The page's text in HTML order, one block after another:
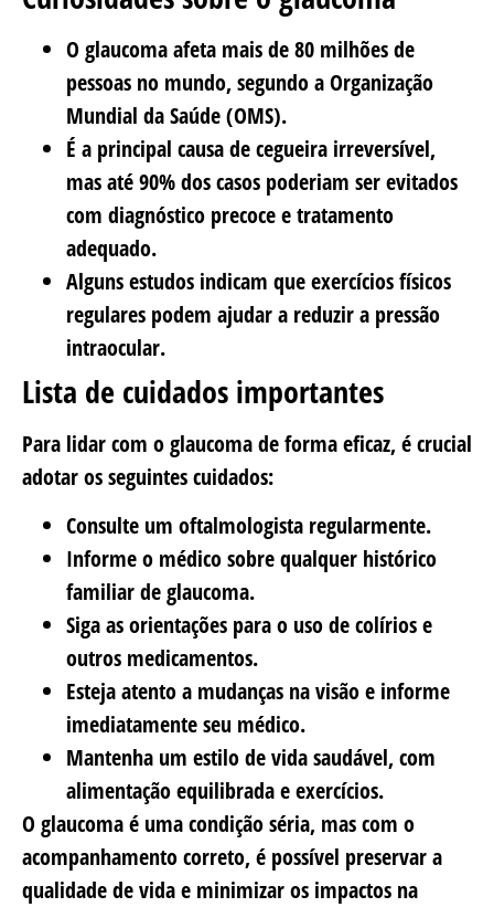
O glaucoma afeta mais de 80 milhões de
pessoas no mundo, segundo a Organização
Mundial da Saúde (OMS).
É a principal causa de cegueira irreversível,
mas até 90% dos casos poderiam ser evitados
com diagnóstico precoce e tratamento
adequado.
Alguns estudos indicam que exercícios físicos
regulares podem ajudar a reduzir a pressão
intraocular.
Lista de cuidados importantes
Para lidar com o glaucoma de forma eficaz, é crucial
adotar os seguintes cuidados:
Consulte um oftalmologista regularmente.
Informe o médico sobre qualquer histórico
familiar de glaucoma.
Siga as orientações para o uso de colírios e
outros medicamentos.
Esteja atento a mudanças na visão e informe
imediatamente seu médico.
Mantenha um estilo de vida saudável, com
alimentação equilibrada e exercícios.
O glaucoma é uma condição séria, mas com o
acompanhamento correto, é possível preservar a
qualidade de vida e minimizar os impactos na